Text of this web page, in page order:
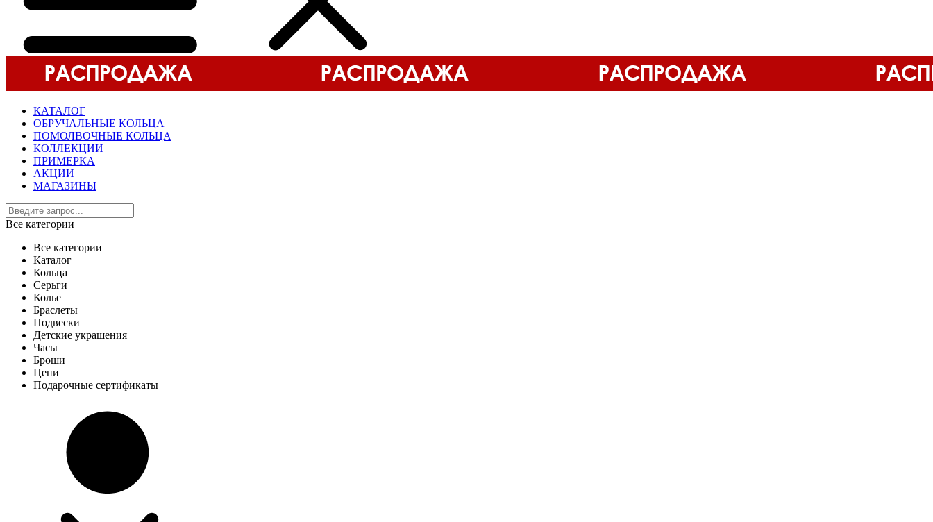
КАТАЛОГ
ОБРУЧАЛЬНЫЕ КОЛЬЦА
ПОМОЛВОЧНЫЕ КОЛЬЦА
КОЛЛЕКЦИИ
ПРИМЕРКА
АКЦИИ
МАГАЗИНЫ
Все категории
Все категории
Каталог
Кольца
Серьги
Колье
Браслеты
Подвески
Детские украшения
Часы
Броши
Цепи
Подарочные сертификаты